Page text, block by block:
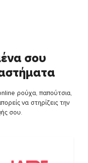
σου
ρούχα, παπούτσια,
να στηρίζεις την
σου.